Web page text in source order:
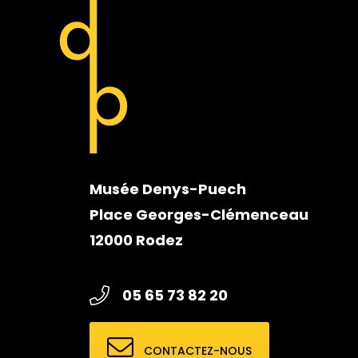
Musée Denys-Puech
Place Georges-Clémenceau
12000 Rodez
05 65 73 82 20
CONTACTEZ-NOUS